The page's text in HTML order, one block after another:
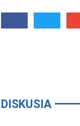
DISKUSIA